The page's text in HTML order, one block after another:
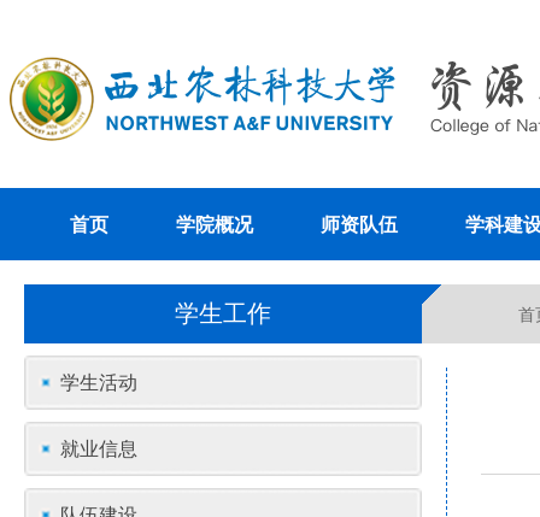
首页 学院概况 师资队伍 学科建
学生工作 首
学生活动
就业信息